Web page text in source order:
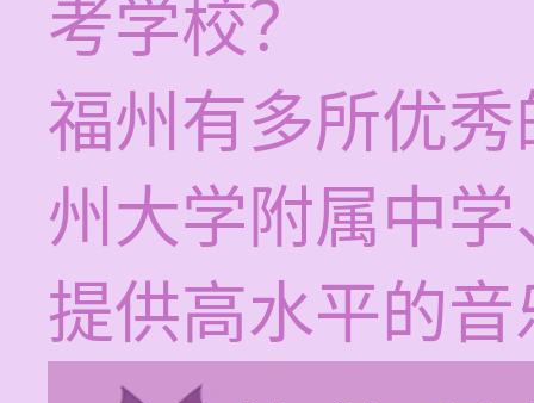
考学校？
福州有多所优
州大学附属中
提供高水平的